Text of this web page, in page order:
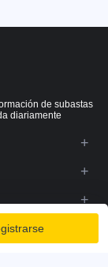
de subastas
diariamente